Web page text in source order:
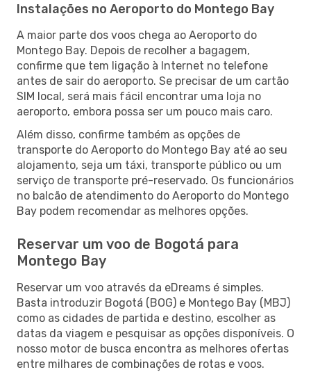
Instalações no Aeroporto do Montego Bay
A maior parte dos voos chega ao Aeroporto do
Montego Bay. Depois de recolher a bagagem,
confirme que tem ligação à Internet no telefone
antes de sair do aeroporto. Se precisar de um cartão
SIM local, será mais fácil encontrar uma loja no
aeroporto, embora possa ser um pouco mais caro.
Além disso, confirme também as opções de
transporte do Aeroporto do Montego Bay até ao seu
alojamento, seja um táxi, transporte público ou um
serviço de transporte pré-reservado. Os funcionários
no balcão de atendimento do Aeroporto do Montego
Bay podem recomendar as melhores opções.
Reservar um voo de Bogotá para
Montego Bay
Reservar um voo através da eDreams é simples.
Basta introduzir Bogotá (BOG) e Montego Bay (MBJ)
como as cidades de partida e destino, escolher as
datas da viagem e pesquisar as opções disponíveis. O
nosso motor de busca encontra as melhores ofertas
entre milhares de combinações de rotas e voos.